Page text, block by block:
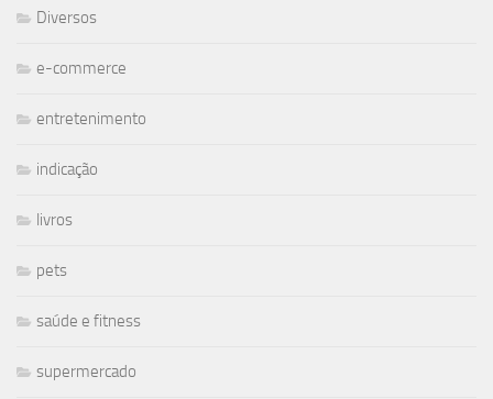
Diversos
e-commerce
entretenimento
indicação
livros
pets
saúde e fitness
supermercado